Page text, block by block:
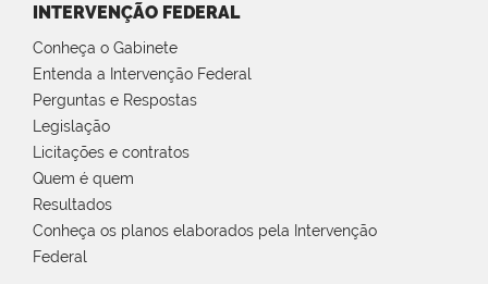
INTERVENÇÃO FEDERAL
Conheça o Gabinete
Entenda a Intervenção Federal
Perguntas e Respostas
Legislação
Licitações e contratos
Quem é quem
Resultados
Conheça os planos elaborados pela Intervenção
Federal